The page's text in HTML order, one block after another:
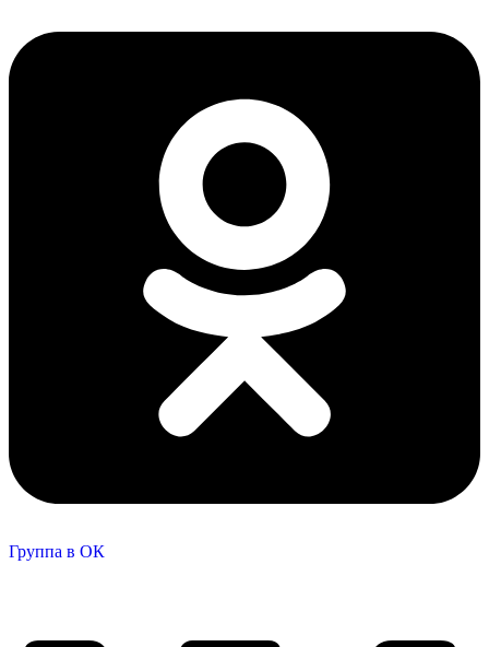
Группа в ОК